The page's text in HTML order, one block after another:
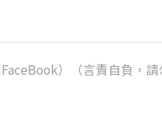
）（言責自負，